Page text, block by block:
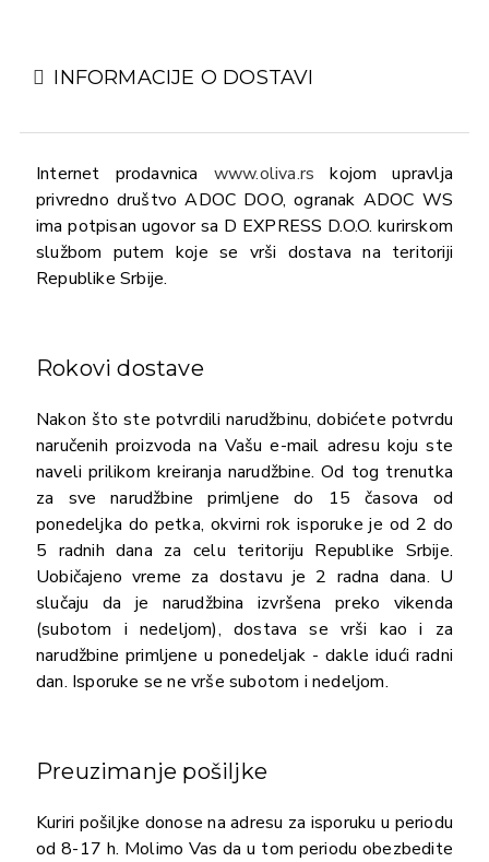
INFORMACIJE O DOSTAVI
Internet prodavnica www.oliva.rs kojom upravlja
privredno društvo ADOC DOO, ogranak ADOC WS
ima potpisan ugovor sa D EXPRESS D.O.O. kurirskom
službom putem koje se vrši dostava na teritoriji
Republike Srbije.
Rokovi dostave
Nakon što ste potvrdili narudžbinu, dobićete potvrdu
naručenih proizvoda na Vašu e-mail adresu koju ste
naveli prilikom kreiranja narudžbine. Od tog trenutka
za sve narudžbine primljene do 15 časova od
ponedeljka do petka, okvirni rok isporuke je od 2 do
5 radnih dana za celu teritoriju Republike Srbije.
Uobičajeno vreme za dostavu je 2 radna dana. U
slučaju da je narudžbina izvršena preko vikenda
(subotom i nedeljom), dostava se vrši kao i za
narudžbine primljene u ponedeljak - dakle idući radni
dan. Isporuke se ne vrše subotom i nedeljom.
Preuzimanje pošiljke
Kuriri pošiljke donose na adresu za isporuku u periodu
od 8-17 h. Molimo Vas da u tom periodu obezbedite